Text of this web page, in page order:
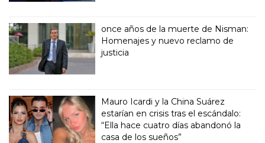
once años de la muerte de Nisman:
Homenajes y nuevo reclamo de
justicia
Mauro Icardi y la China Suárez
estarían en crisis tras el escándalo:
“Ella hace cuatro días abandonó la
casa de los sueños”